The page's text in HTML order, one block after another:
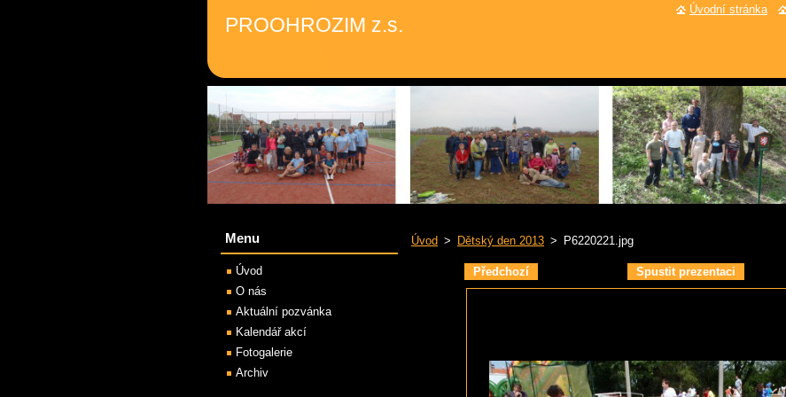
PROOHROZIM z.s.
Úvod > Dětský den 2013 > P6220221.jpg
Předchozí Spustit prezentaci
Menu
Úvod
O nás
Aktuální pozvánka
Kalendář akcí
Fotogalerie
Archiv
Úvodní stránka